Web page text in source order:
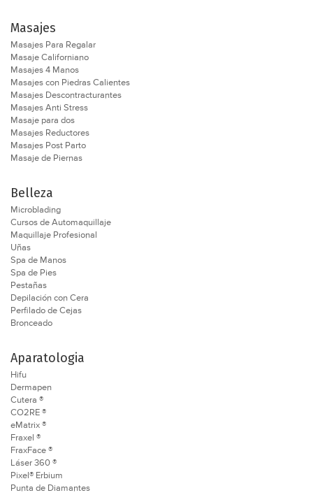
Masajes
Masajes Para Regalar
Masaje Californiano
Masajes 4 Manos
Masajes con Piedras Calientes
Masajes Descontracturantes
Masajes Anti Stress
Masaje para dos
Masajes Reductores
Masajes Post Parto
Masaje de Piernas
Belleza
Microblading
Cursos de Automaquillaje
Maquillaje Profesional
Uñas
Spa de Manos
Spa de Pies
Pestañas
Depilación con Cera
Perfilado de Cejas
Bronceado
Aparatologia
Hifu
Dermapen
Cutera ®
CO2RE ®
eMatrix ®
Fraxel ®
FraxFace ®
Láser 360 ®
Pixel® Erbium
Punta de Diamantes